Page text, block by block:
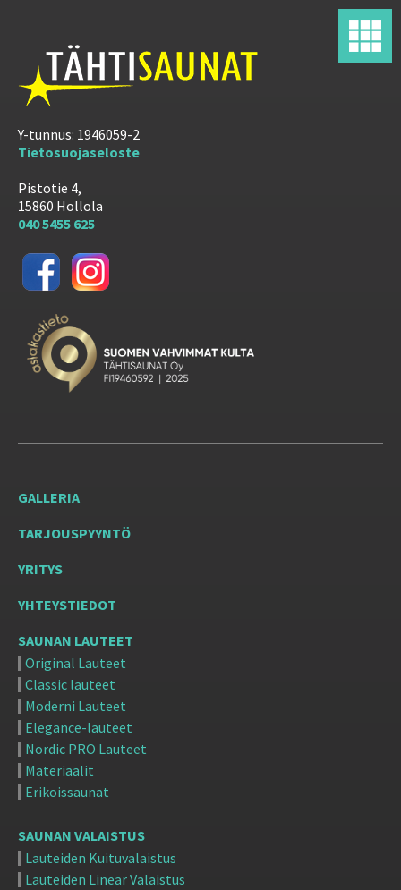
Y-tunnus: 1946059-2
Tietosuojaseloste
Pistotie 4,
15860 Hollola
040 5455 625
GALLERIA
TARJOUSPYYNTÖ
YRITYS
YHTEYSTIEDOT
SAUNAN LAUTEET
Original Lauteet
Classic lauteet
Moderni Lauteet
Elegance-lauteet
Nordic PRO Lauteet
Materiaalit
Erikoissaunat
SAUNAN VALAISTUS
Lauteiden Kuituvalaistus
Lauteiden Linear Valaistus